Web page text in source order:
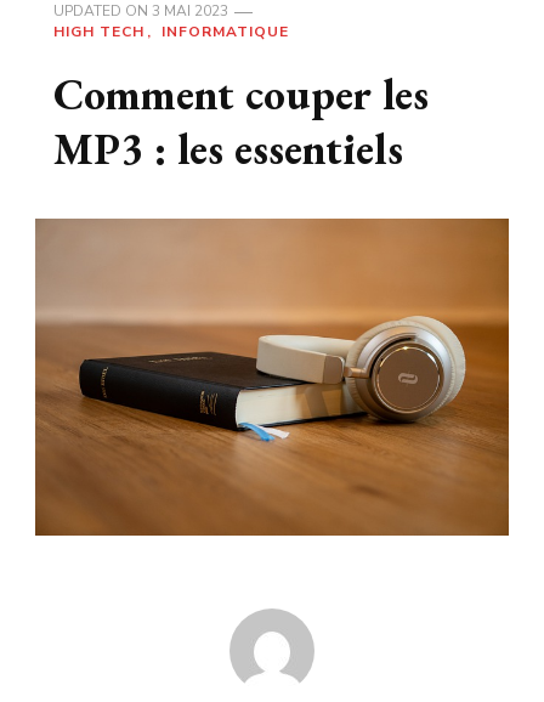
UPDATED ON 3 MAI 2023
HIGH TECH
INFORMATIQUE
Comment couper les
MP3 : les essentiels